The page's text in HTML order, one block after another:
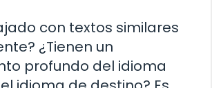
con textos similares
¿Tienen un
profundo del idioma